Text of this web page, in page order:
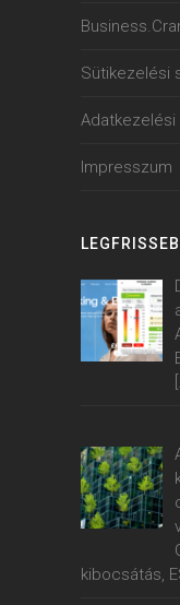
Sütikezelési
Impresszum
kibocsátás,